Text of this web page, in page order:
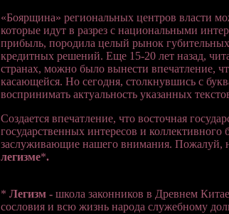
«Боярщина» региональных центров власти
которые идут в разрез с национальными
прибыль, породила целый рынок
кредитных решений. Еще 15-20 лет назад,
странах, можно было вынести впечатление,
касающейся. Но сегодня, столкнувшись с
воспринимать актуальность указанных
Создается впечатление, что восточная
государственных интересов и
заслуживающие нашего внимания. Пожалуй,
легизме*.
* Легизм - школа законников в Древнем
сословия и всю жизнь народа служебному